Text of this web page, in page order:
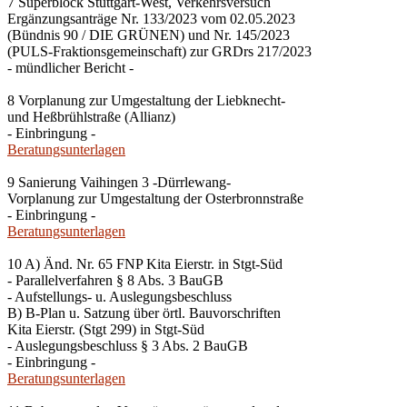
Ergänzungsanträge Nr. 133/2023 vom 02.05.2023
(Bündnis 90 / DIE GRÜNEN) und Nr. 145/2023
(PULS-Fraktionsgemeinschaft) zur GRDrs 217/2023
- mündlicher Bericht -
8 Vorplanung zur Umgestaltung der Liebknecht-
und Heßbrühlstraße (Allianz)
- Einbringung -
Beratungsunterlagen
9 Sanierung Vaihingen 3 -Dürrlewang-
Vorplanung zur Umgestaltung der Osterbronnstraße
- Einbringung -
Beratungsunterlagen
10 A) Änd. Nr. 65 FNP Kita Eierstr. in Stgt-Süd
- Parallelverfahren § 8 Abs. 3 BauGB
- Aufstellungs- u. Auslegungsbeschluss
B) B-Plan u. Satzung über örtl. Bauvorschriften
Kita Eierstr. (Stgt 299) in Stgt-Süd
- Auslegungsbeschluss § 3 Abs. 2 BauGB
- Einbringung -
Beratungsunterlagen